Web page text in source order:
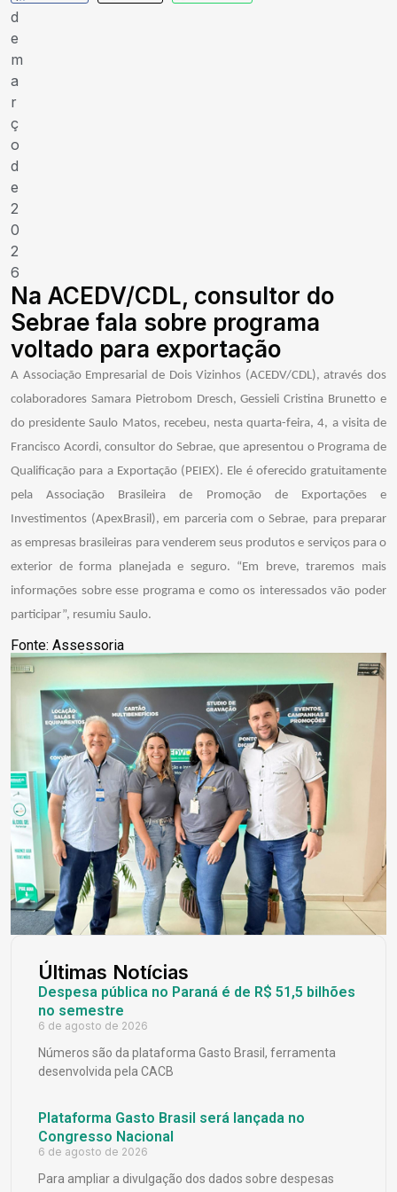
d
e
m
a
r
ç
o
d
e
2
0
2
6
Na ACEDV/CDL, consultor do
Sebrae fala sobre programa
voltado para exportação
A Associação Empresarial de Dois Vizinhos (ACEDV/CDL), através dos
colaboradores Samara Pietrobom Dresch, Gessieli Cristina Brunetto e
do presidente Saulo Matos, recebeu, nesta quarta-feira, 4, a visita de
Francisco Acordi, consultor do Sebrae, que apresentou o Programa de
Qualificação para a Exportação (PEIEX). Ele é oferecido gratuitamente
pela Associação Brasileira de Promoção de Exportações e
Investimentos (ApexBrasil), em parceria com o Sebrae, para preparar
as empresas brasileiras para venderem seus produtos e serviços para o
exterior de forma planejada e seguro. “Em breve, traremos mais
informações sobre esse programa e como os interessados vão poder
participar”, resumiu Saulo.
Fonte: Assessoria
Últimas Notícias
Despesa pública no Paraná é de R$ 51,5 bilhões
no semestre
6 de agosto de 2026
Números são da plataforma Gasto Brasil, ferramenta
desenvolvida pela CACB
Plataforma Gasto Brasil será lançada no
Congresso Nacional
6 de agosto de 2026
Para ampliar a divulgação dos dados sobre despesas